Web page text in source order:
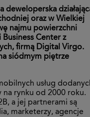
deweloperska
oraz w Wielkiej
najmu powierzchni
Center z
firmą Digital Virgo.
siódmym piętrze
usług
na rynku od 2000 roku.
a jej partnerami są
marketerzy, agencje